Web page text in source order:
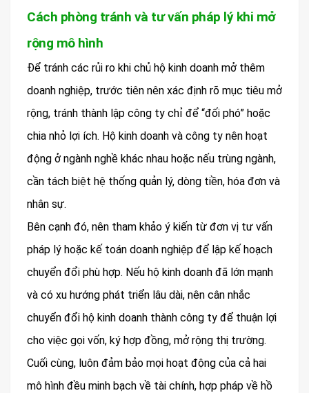
Cách phòng tránh và tư vấn pháp lý khi mở
rộng mô hình
Để tránh các rủi ro khi chủ hộ kinh doanh mở thêm
doanh nghiệp, trước tiên nên xác định rõ mục tiêu mở
rộng, tránh thành lập công ty chỉ để “đối phó” hoặc
chia nhỏ lợi ích. Hộ kinh doanh và công ty nên hoạt
động ở ngành nghề khác nhau hoặc nếu trùng ngành,
cần tách biệt hệ thống quản lý, dòng tiền, hóa đơn và
nhân sự.
Bên cạnh đó, nên tham khảo ý kiến từ đơn vị tư vấn
pháp lý hoặc kế toán doanh nghiệp để lập kế hoạch
chuyển đổi phù hợp. Nếu hộ kinh doanh đã lớn mạnh
và có xu hướng phát triển lâu dài, nên cân nhắc
chuyển đổi hộ kinh doanh thành công ty để thuận lợi
cho việc gọi vốn, ký hợp đồng, mở rộng thị trường.
Cuối cùng, luôn đảm bảo mọi hoạt động của cả hai
mô hình đều minh bạch về tài chính, hợp pháp về hồ